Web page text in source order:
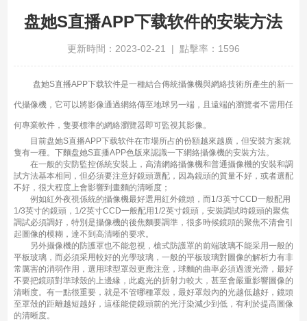
盘她S直播APP下载软件的安裝方法
更新時間：2023-02-21 | 點擊率：1596
盘她S直播APP下载软件是一種結合傳統攝像機與網絡技術所產生的新一
代攝像機，它可以將影像通過網絡傳至地球另一端，且遠端的瀏覽者不需用任
何專業軟件，隻要標準的網絡瀏覽器即可監視其影像。
目前盘她S直播APP下载软件在市場所占的份額越來越廣，但安裝方案就
隻有一種。下麵盘她S直播APP色版來認識一下網絡攝像機的安裝方法。
在一般的安防監控係統安裝上，高清網絡攝像機和普通攝像機的安裝和調
試方法基本相同，但必須要注意好鏡頭選配，因為鏡頭的質量不好，或者選配
不好，很大程度上會影響到畫麵的清晰度；
例如紅外夜視係統的攝像機最好選用紅外鏡頭，而1/3英寸CCD一般配用
1/3英寸的鏡頭，1/2英寸CCD一般配用1/2英寸鏡頭，安裝調試時鏡頭的聚焦
調試必須調好，特別是攝像機的後焦麵要調準，很多時候鏡頭的聚焦不清會引
起圖像的模糊，達不到高清晰的要求。
另外攝像機的防護罩也不能忽視，槍式防護罩的前端玻璃不能采用一般的
平板玻璃，而必須采用較好的光學玻璃，一般的平板玻璃對圖像的解析力有非
常厲害的消弱作用，選用球型罩殼更應注意，球麵的曲率必須過渡光滑，最好
不要把鏡頭對準球殼的上邊緣，此處光的折射力較大，甚至會嚴重影響圖像的
清晰度。有一點很重要，就是不管哪種罩殼，最好罩殼內的光越低越好，鏡頭
至罩殼的距離越短越好，這樣能使鏡頭前的光汙染減少到低，有利於提高圖像
的清晰度。